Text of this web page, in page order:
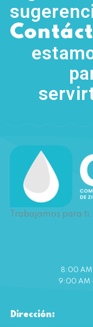
Trabajamos para ti.
8:00
9:00 AM
Dirección: